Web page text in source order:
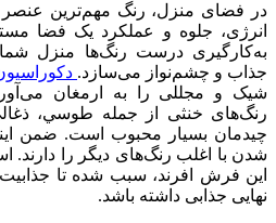
در فضای منزل، رنگ مهم‌ترین
انرژی، جلوه و عملکرد یک فضا
به‌کارگیری درست رنگ‌ها منزل
جذاب و چشم‌نواز می‌سازد.
شیک و مجللی را به ارمغان
رنگ‌های خنثی از جمله طوسي،
چیدمان بسیار محبوب است. ضمن
شدن با اغلب رنگ‌های دیگر را دارند.
اين فرش افرند، سبب شده تا
نهایی جذابی داشته باشد.